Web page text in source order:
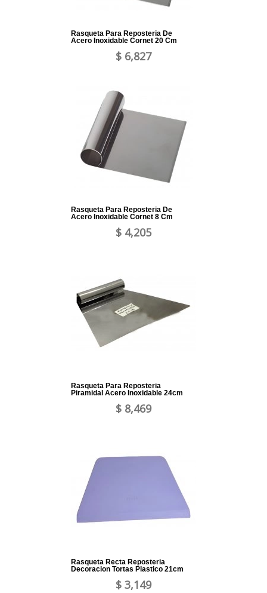
Rasqueta Para Reposteria De
Acero Inoxidable Cornet 20 Cm
$ 6,827
Rasqueta Para Reposteria De
Acero Inoxidable Cornet 8 Cm
$ 4,205
Rasqueta Para Reposteria
Piramidal Acero Inoxidable 24cm
$ 8,469
Rasqueta Recta Reposteria
Decoracion Tortas Plastico 21cm
$ 3,149